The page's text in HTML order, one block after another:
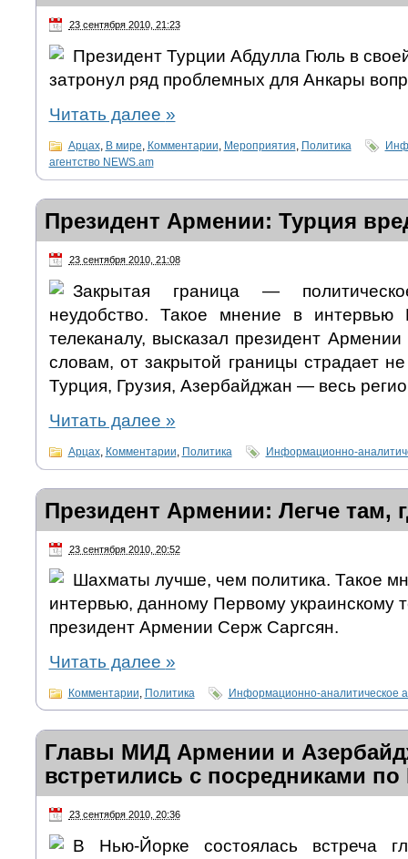
23 сентября 2010, 21:23
Президент Турции Абдулла Гюль в
затронул ряд проблемных для Анкары
Читать далее »
Арцах, В мире, Комментарии, Мероприятия, Политика
агентство NEWS.am
Президент Армении: Турция
23 сентября 2010, 21:08
Закрытая граница —
неудобство. Такое мнение в интервью
телеканалу, высказал президент
словам, от закрытой границы страдает
Турция, Грузия, Азербайджан — весь
Читать далее »
Арцах, Комментарии Политика Информационно-
Президент Армении: Легче там,
23 сентября 2010, 20:52
Шахматы лучше, чем политика. Такое
интервью, данному Первому украинскому
президент Армении Серж Саргсян.
Читать далее »
Комментарии, Политика Информационно-аналитическое
Главы МИД Армении и
встретились с посредниками по
23 сентября 2010, 20:36
В Нью-Йорке состоялась встреча